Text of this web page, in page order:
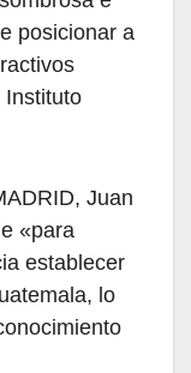
posicionar a
Instituto
Juan
«para
establecer
lo